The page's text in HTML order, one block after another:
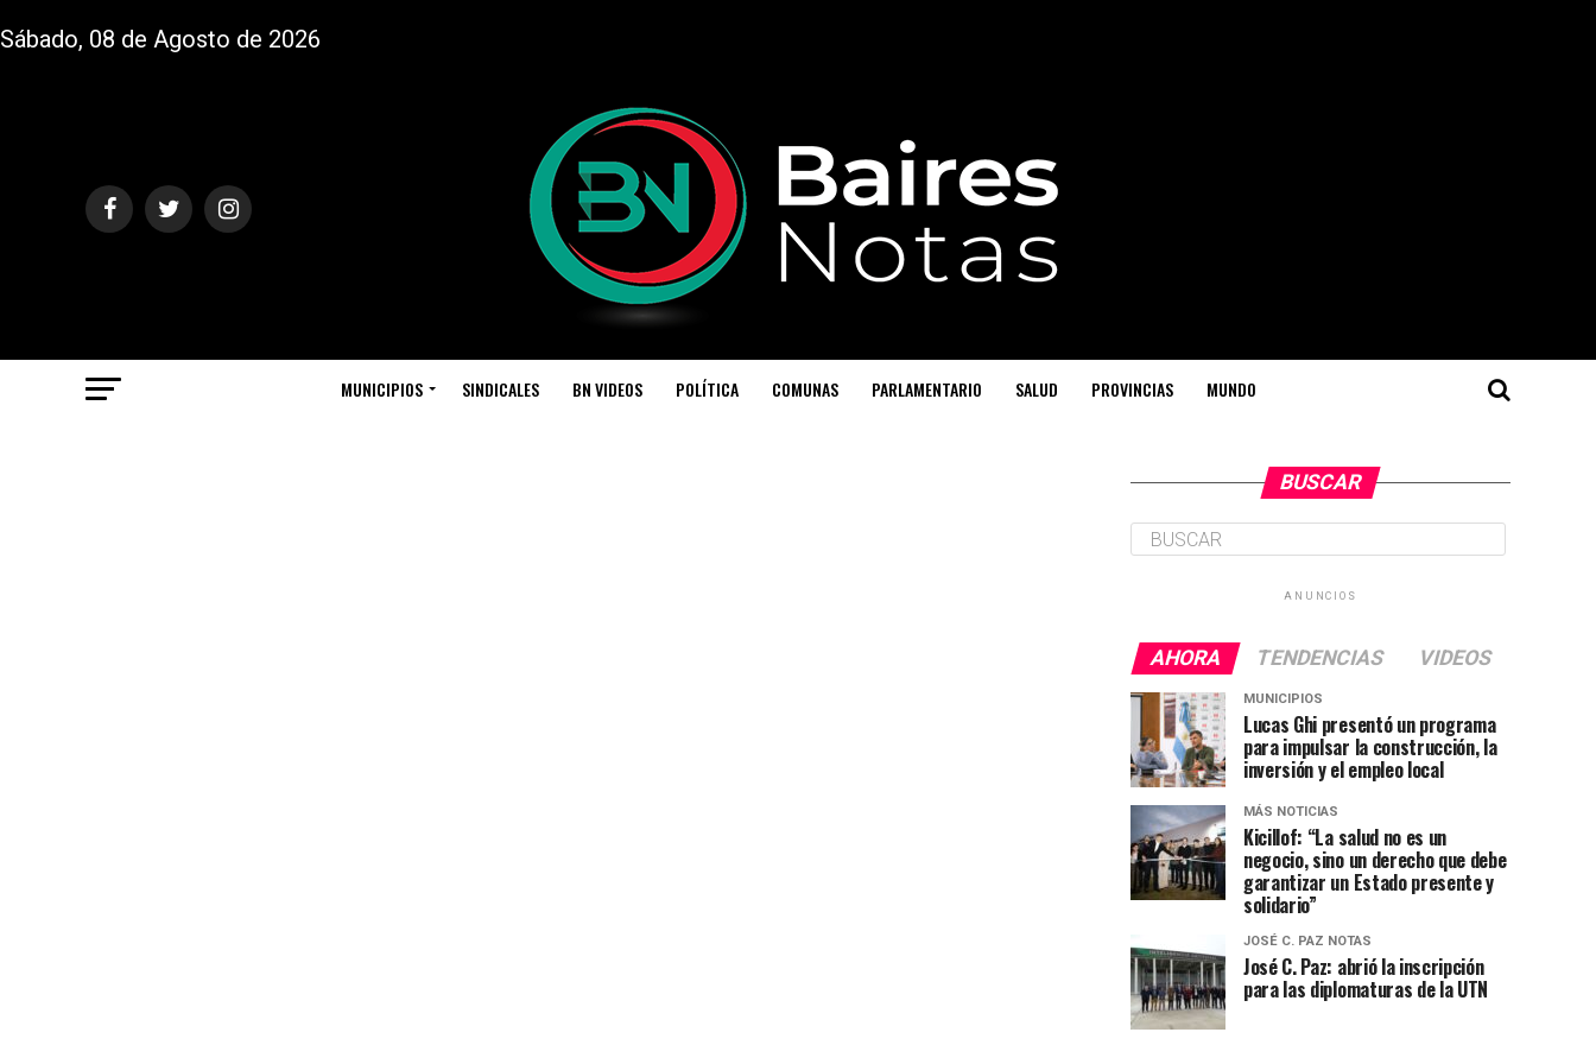
Sábado, 08 de Agosto de 2026
MUNICIPIOS SINDICALES BN VIDEOS POLÍTICA COMUNAS PARLAMENTARIO SALUD PROVINCIAS MUNDO
BUSCAR
ANUNCIOS
AHORA TENDENCIAS VIDEOS
MUNICIPIOS
Lucas Ghi presentó un programa
para impulsar la construcción, la
inversión y el empleo local
MÁS NOTICIAS
Kicillof: “La salud no es un
negocio, sino un derecho que debe
garantizar un Estado presente y
solidario”
JOSÉ C. PAZ NOTAS
José C. Paz: abrió la inscripción
para las diplomaturas de la UTN